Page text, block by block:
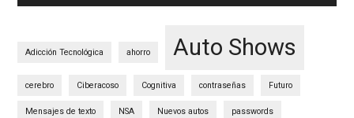
Adicción Tecnológica ahorro Auto Shows
cerebro Ciberacoso Cognitiva contraseñas Futuro
Mensajes de texto NSA Nuevos autos passwords